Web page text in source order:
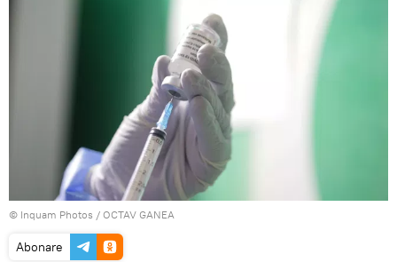
© Inquam Photos / OCTAV GANEA
Abonare